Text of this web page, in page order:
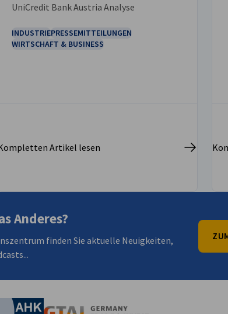
UniCredit Bank Austria Analyse
INDUSTRIEPRESSEMITTEILUNGEN
WIRTSCHAFT & BUSINESS
Artikel lesen
Anderes?
finden Sie aktuelle Neuigkeiten,
und Handelskammer
und Handelskammer
AHK.de